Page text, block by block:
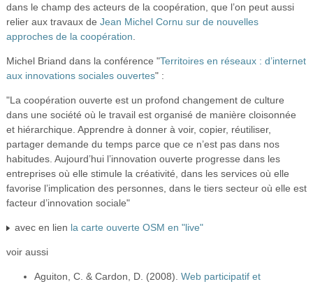
dans le champ des acteurs de la coopération, que l’on peut aussi
relier aux travaux de Jean Michel Cornu sur de nouvelles
approches de la coopération
Michel Briand dans la conférence "Territoires en réseaux : d’internet
aux innovations sociales ouvertes" :
"La coopération ouverte est un profond changement de culture
dans une société où le travail est organisé de manière cloisonnée
et hiérarchique. Apprendre à donner à voir, copier, réutiliser,
partager demande du temps parce que ce n’est pas dans nos
habitudes. Aujourd’hui l’innovation ouverte progresse dans les
entreprises où elle stimule la créativité, dans les services où elle
favorise l’implication des personnes, dans le tiers secteur où elle est
facteur d’innovation sociale"
avec en lien la carte ouverte OSM en "live"
voir aussi
Aguiton, C. & Cardon, D. (2008). Web participatif et